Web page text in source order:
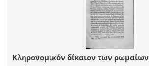
Κληρονομικόν δίκαιον των ρωμαίων